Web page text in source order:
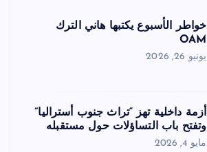
خواطر الأسبوع يكتبها هاني الترك
OAM
يونيو 26, 2026
أزمة داخلية تهز “تراث جنوب أستراليا”
وتفتح باب التساؤلات حول مستقبله
مايو 4, 2026